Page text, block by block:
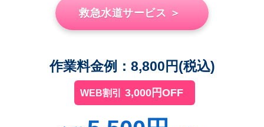
救急水道サービス ＞
作業料金例：8,800円(税込)
WEB割引 3,000円OFF